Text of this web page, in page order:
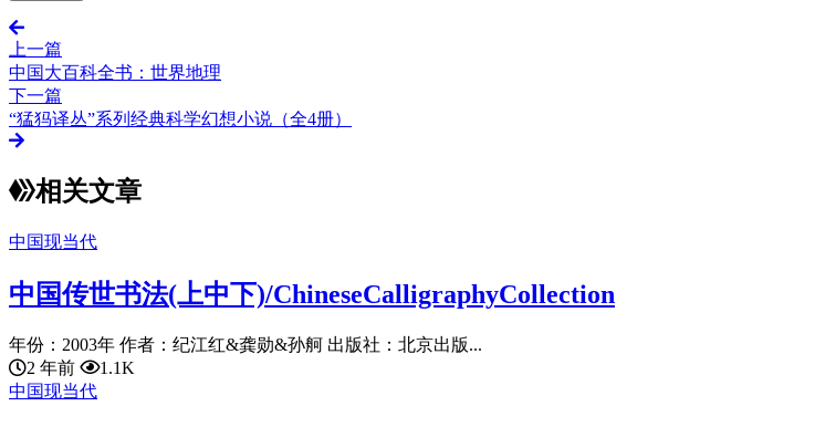
上一篇
中国大百科全书：世界地理
下一篇
“猛犸译丛”系列经典科学幻想小说（全4册）
相关文章
中国现当代
中国传世书法(上中下)/ChineseCalligraphyCollection
年份：2003年 作者：纪江红&龚勋&孙舸 出版社：北京出版...
2 年前
1.1K
中国现当代